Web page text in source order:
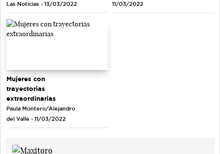
Las Noticias - 13/03/2022
11/03/2022
Mujeres con
trayectorias
extraordinarias
Paula Montero/Alejandro
del Valle - 11/03/2022